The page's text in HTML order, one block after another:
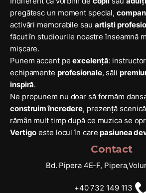
pregătesc un moment special,
activări memorabile sau artiști
făcut în studiourile noastre înseamnă
mișcare.
Punem accent peexcelență:
echipamente profesionale, săli
inspiră.
Ne propunem nu doar să formăm
construim încredere, prezență
rămân mult timp după ce muzica se
Vertigo este locul în care pasiunea
Contact
Bd. Pipera 4E-F,
+40 732 149 113